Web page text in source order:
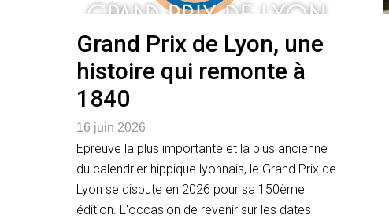
Grand Prix de Lyon, une
histoire qui remonte à
1840
16 juin 2026
Epreuve la plus importante et la plus ancienne
du calendrier hippique lyonnais, le Grand Prix de
Lyon se dispute en 2026 pour sa 150ème
édition. L'occasion de revenir sur les dates